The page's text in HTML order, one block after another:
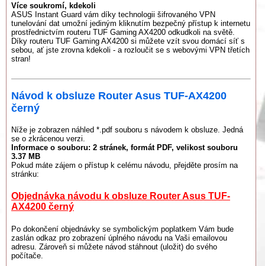
Více soukromí, kdekoli
ASUS Instant Guard vám díky technologii šifrovaného VPN
tunelování dat umožní jediným kliknutím bezpečný přístup k internetu
prostřednictvím routeru TUF Gaming AX4200 odkudkoli na světě.
Díky routeru TUF Gaming AX4200 si můžete vzít svou domácí síť s
sebou, ať jste zrovna kdekoli - a rozloučit se s webovými VPN třetích
stran!
Návod k obsluze Router Asus TUF-AX4200
černý
Níže je zobrazen náhled *.pdf souboru s návodem k obsluze. Jedná
se o zkrácenou verzi.
Informace o souboru: 2 stránek, formát PDF, velikost souboru
3.37 MB
Pokud máte zájem o přístup k celému návodu, přejděte prosím na
stránku:
Objednávka návodu k obsluze Router Asus TUF-
AX4200 černý
Po dokončení objednávky se symbolickým poplatkem Vám bude
zaslán odkaz pro zobrazení úplného návodu na Vaši emailovou
adresu. Zároveň si můžete návod stáhnout (uložit) do svého
počítače.